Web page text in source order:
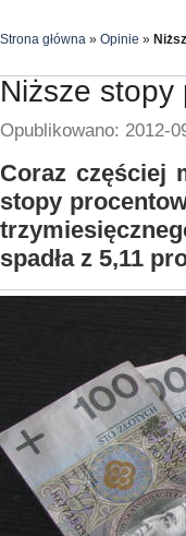
Strona główna » Opinie »
Niższe
Opublikowano: 2012-
Coraz częściej
stopy
spadła z 5,11